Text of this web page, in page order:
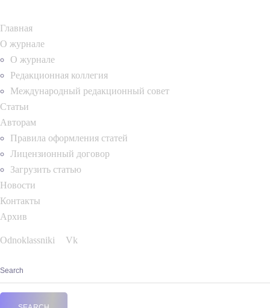
Главная
О журнале
О журнале
Редакционная коллегия
Международный редакционный совет
Статьи
Авторам
Правила оформления статей
Лицензионный договор
Загрузить статью
Новости
Контакты
Архив
Odnoklassniki Vk